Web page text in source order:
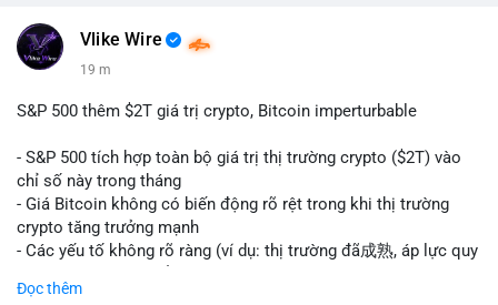
Tesla, Apple.
• Google Trends Việt Nam: Các chủ đề đời sống như dự báo
• Tin tức quốc tế: Nga chính thức ban hành luật quản lý sàn
giao dịch crypto; Trung Quốc thắt chặt kiểm soát xuất khẩu
drone đáp trả Mỹ; Tổng thống Trump thảo luận về tác động
kinh tế của AI.
• Binance Square: Cộng đồng đang tranh luận sôi nổi về các
lệnh Short/Long, các chiến lược bám theo kế hoạch (Plan
Break) và các cơ hội từ token mới như $RIVER.
Vlike Wire
19 m
S&P 500 thêm $2T giá trị crypto, Bitcoin imperturbable
- S&P 500 tích hợp toàn bộ giá trị thị trường crypto ($2T) vào
chỉ số này trong tháng
- Giá Bitcoin không có biến động rõ rệt trong khi thị trường
crypto tăng trưởng mạnh
- Các yếu tố không rõ ràng (ví dụ: thị trường đã成熟, áp lực quy
Đọc thêm